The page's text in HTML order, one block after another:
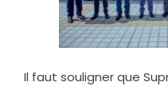
Il faut souligner que